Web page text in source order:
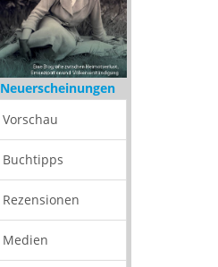
Neuerscheinungen
Vorschau
Buchtipps
Rezensionen
Medien